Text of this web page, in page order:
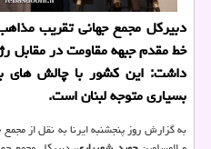
دبیرکل مجمع جهانی تقریب مذاهب
خط مقدم جبهه مقاومت در مقابل
داشت: این کشور با چالش های
بسیاری متوجه لبنان است.
به گزارش روز پنجشنبه ایرنا به نقل از